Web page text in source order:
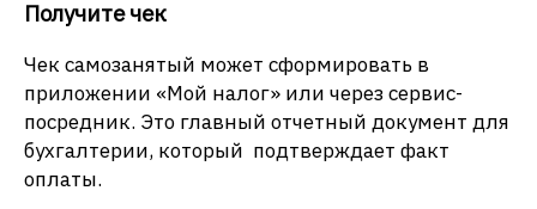
Получите чек
Чек самозанятый может сформировать в
приложении «Мой налог» или через сервис-
посредник. Это главный отчетный документ для
бухгалтерии, который подтверждает факт
оплаты​.